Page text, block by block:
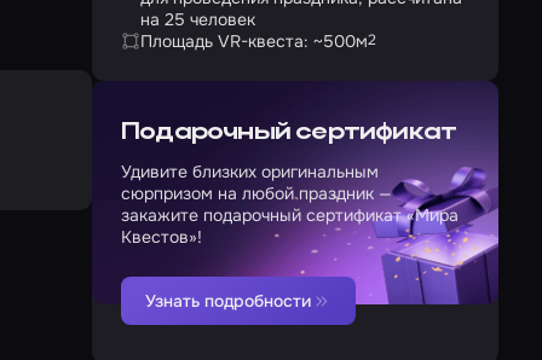
на 25 человек
Площадь VR-квеста: ~500м2
Подарочный сертификат
Удивите близких оригинальным
сюрпризом на любой праздник —
закажите подарочный сертификат «Мира
Квестов»!
Узнать подробности